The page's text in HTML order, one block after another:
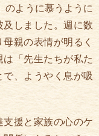
のように慕うように
しました。週に数
親の表情が明るく
「先生たちが私た
、ようやく息が吸
援と家族の心のケ